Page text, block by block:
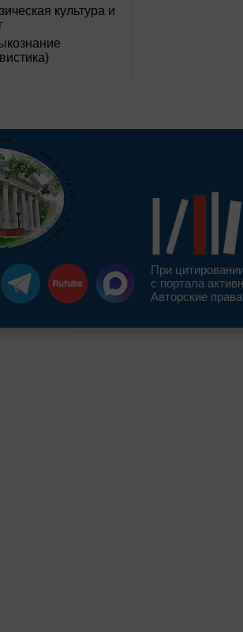
культура и
При
с портала
Авторские